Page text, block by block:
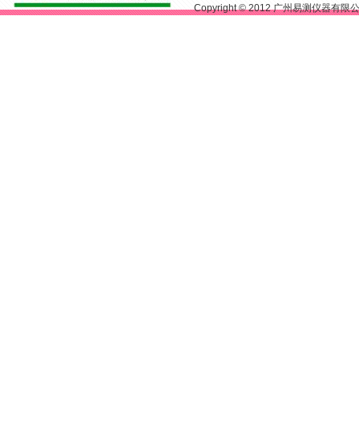
Copyright © 2012 广州易测仪器有限